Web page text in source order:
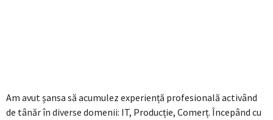
Am avut șansa să acumulez experiență profesională activând
de tânăr în diverse domenii: IT, Producție, Comerț. Începând cu